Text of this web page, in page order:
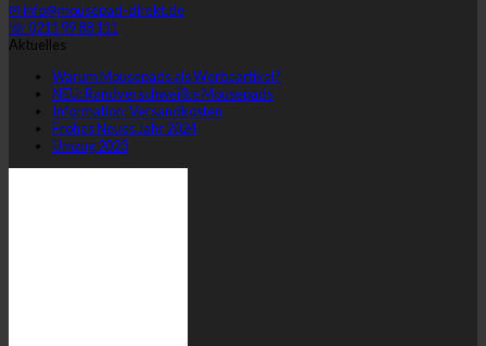
✉ info@mousepad-direkt.de
☏ 0211 99 88 111
Aktuelles
Warum Mousepads als Werbeartikel?
NEU: Randverschweißte Mousepads
Information: Versandkosten
Frohes Neues Jahr 2024
Umzug 2023